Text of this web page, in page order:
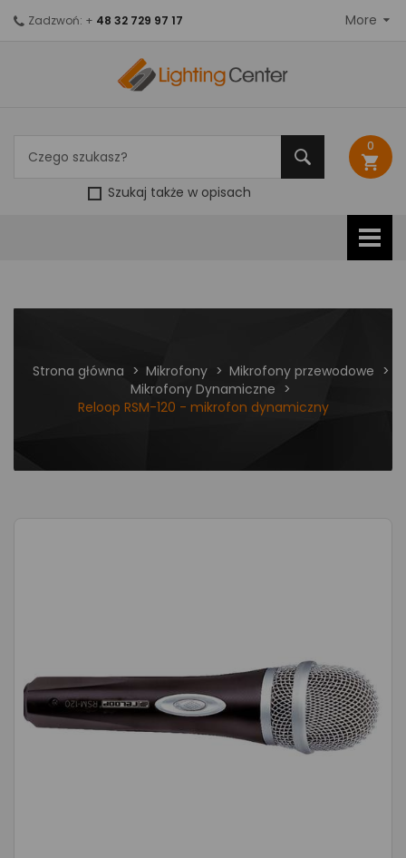
Szukaj także w opisach
0
shopping_cart
Zadzwoń: + 48 32 729 97 17 More
Strona główna Mikrofony
Mikrofony przewodowe
Mikrofony Dynamiczne
Reloop RSM-120 - mikrofon dynamiczny